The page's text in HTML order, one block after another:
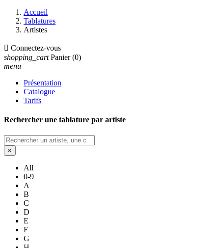
Accueil
Tablatures
Artistes
 Connectez-vous
shopping_cart Panier (0)
menu
Présentation
Catalogue
Tarifs
Rechercher une tablature par artiste
×
All
0-9
A
B
C
D
E
F
G